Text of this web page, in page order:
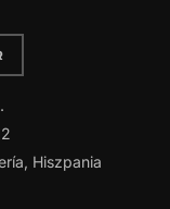
Hiszpania